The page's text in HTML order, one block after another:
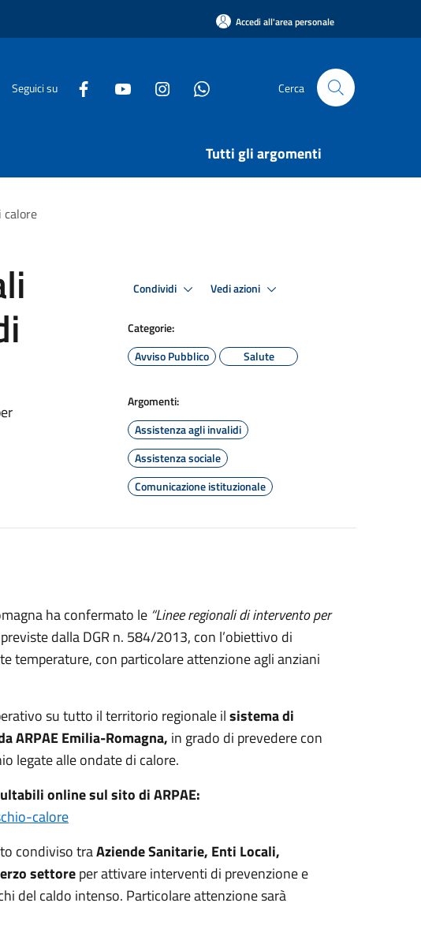
Accedi all'area personale
Seguici su Cerca
Tutti gli argomenti
calore
Condividi Vedi azioni
Categorie:
Avviso Pubblico
Salute
Argomenti:
Assistenza agli invalidi
Assistenza sociale
Comunicazione istituzionale
ha confermato le “Linee regionali di intervento per
previste dalla DGR n. 584/2013, con l’obiettivo di
temperature, con particolare attenzione agli anziani
su tutto il territorio regionale ilsistema di
ARPAE Emilia-Romagna, in grado di prevedere con
legate alle ondate di calore.
online sul sito di ARPAE:
calore
condiviso traAziende Sanitarie, Enti Locali,
settoreper attivare interventi di prevenzione e
del caldo intenso. Particolare attenzione sarà